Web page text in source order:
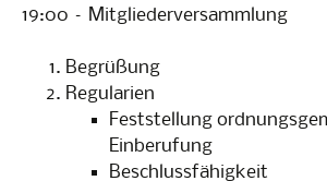
19:00 – Mitgliederversammlung
Begrüßung
Regularien
Feststellung
Einberufung
Beschlussfähigkeit